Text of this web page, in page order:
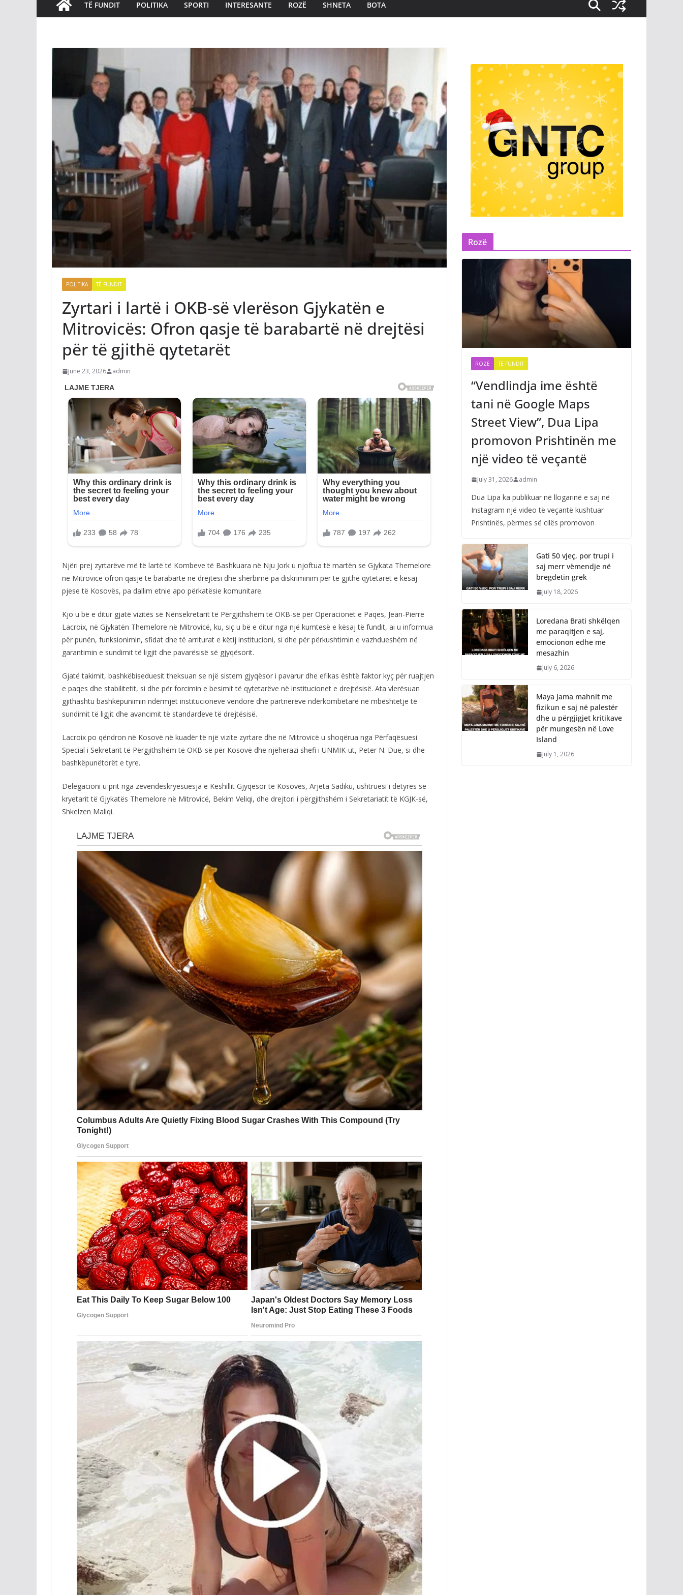
TË FUNDIT POLITIKA SPORTI INTERESANTE ROZË SHNETA BOTA
POLITIKA TË FUNDIT
Zyrtari i lartë i OKB-së vlerëson Gjykatën e
Mitrovicës: Ofron qasje të barabartë në drejtësi
për të gjithë qytetarët
June 23, 2026 admin
Njëri prej zyrtarëve më të lartë të Kombeve të Bashkuara në Nju Jork u njoftua të martën se Gjykata Themelore
në Mitrovicë ofron qasje të barabartë në drejtësi dhe shërbime pa diskriminim për të gjithë qytetarët e kësaj
pjese të Kosovës, pa dallim etnie apo përkatësie komunitare.
Kjo u bë e ditur gjatë vizitës së Nënsekretarit të Përgjithshëm të OKB-së për Operacionet e Paqes, Jean-Pierre
Lacroix, në Gjykatën Themelore në Mitrovicë, ku, siç u bë e ditur nga një kumtesë e kësaj të fundit, ai u informua
për punën, funksionimin, sfidat dhe të arriturat e këtij institucioni, si dhe për përkushtimin e vazhdueshëm në
garantimin e sundimit të ligjit dhe pavarësisë së gjyqësorit.
Gjatë takimit, bashkëbiseduesit theksuan se një sistem gjyqësor i pavarur dhe efikas është faktor kyç për ruajtjen
e paqes dhe stabilitetit, si dhe për forcimin e besimit të qytetarëve në institucionet e drejtësisë. Ata vlerësuan
gjithashtu bashkëpunimin ndërmjet institucioneve vendore dhe partnerëve ndërkombëtarë në mbështetje të
sundimit të ligjit dhe avancimit të standardeve të drejtësisë.
Lacroix po qëndron në Kosovë në kuadër të një vizite zyrtare dhe në Mitrovicë u shoqërua nga Përfaqësuesi
Special i Sekretarit të Përgjithshëm të OKB-së për Kosovë dhe njëherazi shefi i UNMIK-ut, Peter N. Due, si dhe
bashkëpunëtorët e tyre.
Delegacioni u prit nga zëvendëskryesuesja e Këshillit Gjyqësor të Kosovës, Arjeta Sadiku, ushtruesi i detyrës së
kryetarit të Gjykatës Themelore në Mitrovicë, Bekim Veliqi, dhe drejtori i përgjithshëm i Sekretariatit të KGJK-së,
Shkelzen Maliqi.
Rozë
ROZË TË FUNDIT
“Vendlindja ime është
tani në Google Maps
Street View”, Dua Lipa
promovon Prishtinën me
një video të veçantë
July 31, 2026 admin
Dua Lipa ka publikuar në llogarinë e saj në
Instagram një video të veçantë kushtuar
Prishtinës, përmes së cilës promovon
Gati 50 vjeç, por trupi i
saj merr vëmendje në
bregdetin grek
July 18, 2026
Loredana Brati shkëlqen
me paraqitjen e saj,
emocionon edhe me
mesazhin
July 6, 2026
Maya Jama mahnit me
fizikun e saj në palestër
dhe u përgjigjet kritikave
për mungesën në Love
Island
July 1, 2026